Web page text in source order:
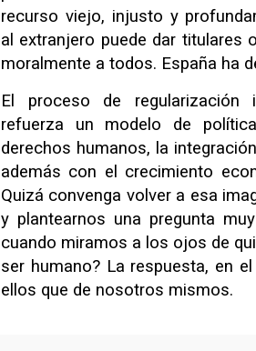
recurso viejo, injusto y
al extranjero puede dar titulares
moralmente a todos. España ha
El proceso de regularización
refuerza un modelo de
derechos humanos, la
además con el crecimiento
Quizá convenga volver a esa
y plantearnos una pregunta
cuando miramos a los ojos de
ser humano? La respuesta, en
ellos que de nosotros mismos.